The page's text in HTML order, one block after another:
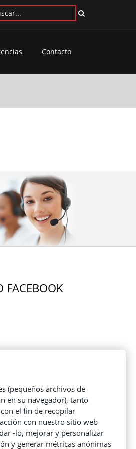
Contacto
FACEBOOK
(pequeños archivos de
en su navegador), tanto
el fin de recopilar
con nuestro sitio web
-lo, mejorar y personalizar
y generar métricas anónimas